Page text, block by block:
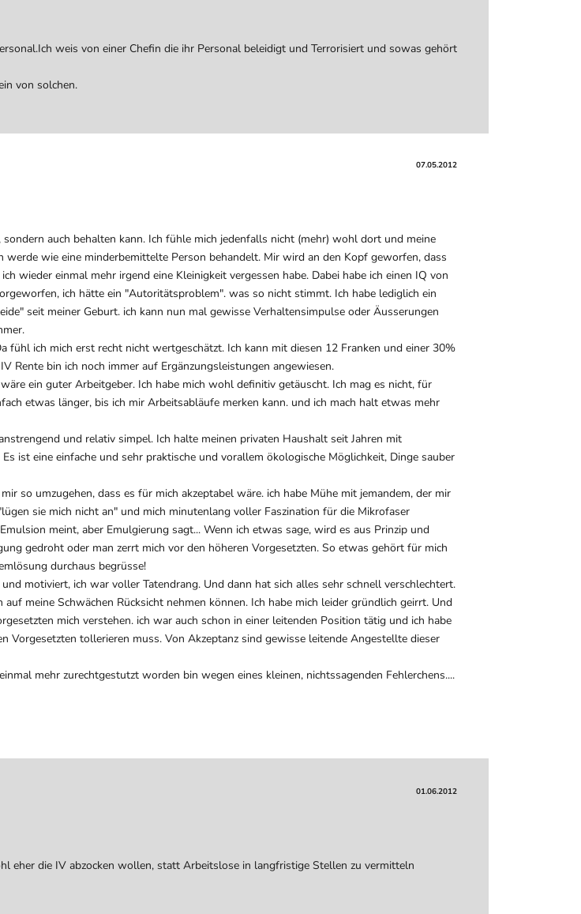
weis von einer Chefin die ihr Personal beleidigt und Terrorisiert und sowas gehört
von solchen.
07.05.2012
auch behalten kann. Ich fühle mich jedenfalls nicht (mehr) wohl dort und meine
wie eine minderbemittelte Person behandelt. Mir wird an den Kopf geworfen, dass
wieder einmal mehr irgend eine Kleinigkeit vergessen habe. Dabei habe ich einen IQ von
ich hätte ein "Autoritätsproblem". was so nicht stimmt. Ich habe lediglich ein
seit meiner Geburt. ich kann nun mal gewisse Verhaltensimpulse oder Äusserungen
fühl ich mich erst recht nicht wertgeschätzt. Ich kann mit diesen 12 Franken und einer 30%
Rente bin ich noch immer auf Ergänzungsleistungen angewiesen.
ein guter Arbeitgeber. Ich habe mich wohl definitiv getäuscht. Ich mag es nicht, für
etwas länger, bis ich mir Arbeitsabläufe merken kann. und ich mach halt etwas mehr
und relativ simpel. Ich halte meinen privaten Haushalt seit Jahren mit
ist eine einfache und sehr praktische und vorallem ökologische Möglichkeit, Dinge sauber
so umzugehen, dass es für mich akzeptabel wäre. ich habe Mühe mit jemandem, der mir
sie mich nicht an" und mich minutenlang voller Faszination für die Mikrofaser
meint, aber Emulgierung sagt... Wenn ich etwas sage, wird es aus Prinzip und
gedroht oder man zerrt mich vor den höheren Vorgesetzten. So etwas gehört für mich
durchaus begrüsse!
motiviert, ich war voller Tatendrang. Und dann hat sich alles sehr schnell verschlechtert.
meine Schwächen Rücksicht nehmen können. Ich habe mich leider gründlich geirrt. Und
mich verstehen. ich war auch schon in einer leitenden Position tätig und ich habe
Vorgesetzten tollerieren muss. Von Akzeptanz sind gewisse leitende Angestellte dieser
mehr zurechtgestutzt worden bin wegen eines kleinen, nichtssagenden Fehlerchens....
01.06.2012
eher die IV abzocken wollen, statt Arbeitslose in langfristige Stellen zu vermitteln